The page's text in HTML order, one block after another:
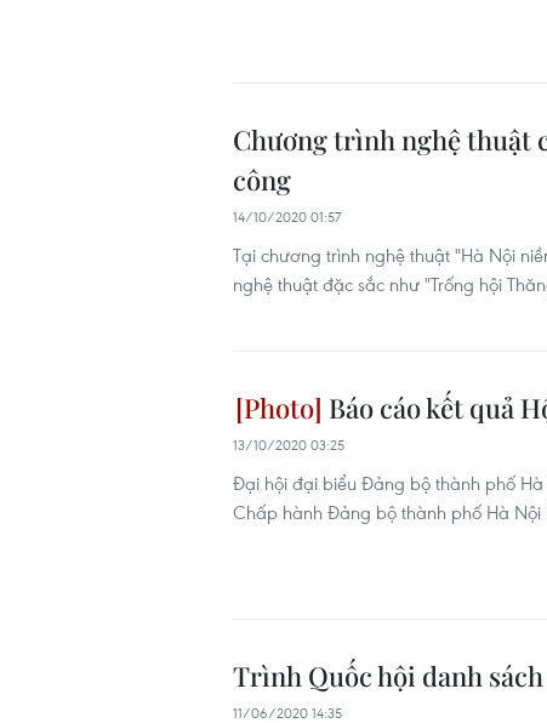
Chương trình nghệ thuật
công
14/10/2020 01:57
Tại chương trình nghệ thuật "Hà Nội
nghệ thuật đặc sắc như "Trống hội
Báo cáo kết quả
13/10/2020 03:25
Đại hội đại biểu Đảng bộ thành phố
Chấp hành Đảng bộ thành phố Hà
Trình Quốc hội danh
11/06/2020 14:35